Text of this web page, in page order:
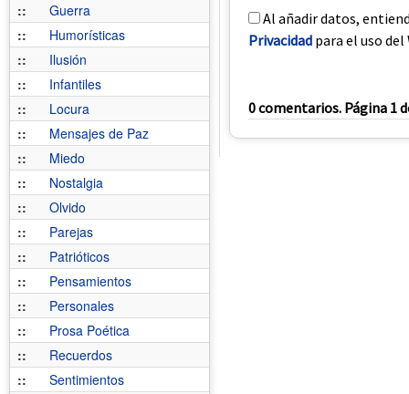
::
Guerra
::
Humorísticas
::
Ilusión
::
Infantiles
::
Locura
::
Mensajes de Paz
::
Miedo
::
Nostalgia
::
Olvido
::
Parejas
::
Patrióticos
::
Pensamientos
::
Personales
::
Prosa Poética
::
Recuerdos
::
Sentimientos
Al añadir datos,
Privacidad para el uso del
0 comentarios. Página 1